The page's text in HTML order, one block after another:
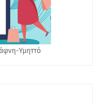
Υμηττό